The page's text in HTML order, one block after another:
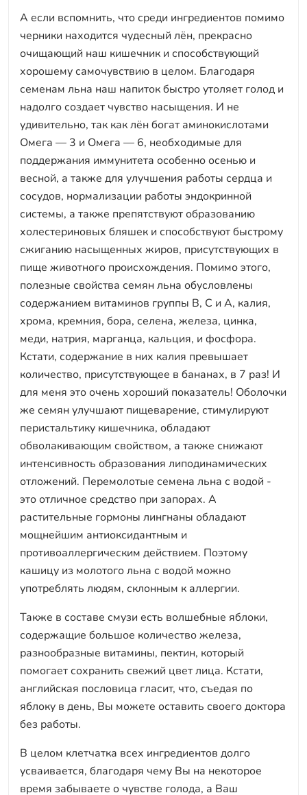
А если вспомнить, что среди ингредиентов помимо
черники находится чудесный лён, прекрасно
очищающий наш кишечник и способствующий
хорошему самочувствию в целом. Благодаря
семенам льна наш напиток быстро утоляет голод и
надолго создает чувство насыщения. И не
удивительно, так как лён богат аминокислотами
Омега — 3 и Омега — 6, необходимые для
поддержания иммунитета особенно осенью и
весной, а также для улучшения работы сердца и
сосудов, нормализации работы эндокринной
системы, а также препятствуют образованию
холестериновых бляшек и способствуют быстрому
сжиганию насыщенных жиров, присутствующих в
пище животного происхождения. Помимо этого,
полезные свойства семян льна обусловлены
содержанием витаминов группы В, С и А, калия,
хрома, кремния, бора, селена, железа, цинка,
меди, натрия, марганца, кальция, и фосфора.
Кстати, содержание в них калия превышает
количество, присутствующее в бананах, в 7 раз! И
для меня это очень хороший показатель! Оболочки
же семян улучшают пищеварение, стимулируют
перистальтику кишечника, обладают
обволакивающим свойством, а также снижают
интенсивность образования липодинамических
отложений. Перемолотые семена льна с водой -
это отличное средство при запорах. А
растительные гормоны лингнаны обладают
мощнейшим антиоксидантным и
противоаллергическим действием. Поэтому
кашицу из молотого льна с водой можно
употреблять людям, склонным к аллергии.
Также в составе смузи есть волшебные яблоки,
содержащие большое количество железа,
разнообразные витамины, пектин, который
помогает сохранить свежий цвет лица. Кстати,
английская пословица гласит, что, съедая по
яблоку в день, Вы можете оставить своего доктора
без работы.
В целом клетчатка всех ингредиентов долго
усваивается, благодаря чему Вы на некоторое
время забываете о чувстве голода, а Ваш